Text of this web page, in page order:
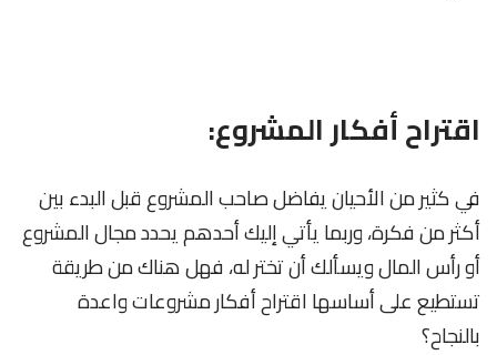
اقتراح أفكار المشروع:
في كثير من الأحيان يفاضل صاحب المشروع قبل البدء بين
أكثر من فكرة، وربما يأتي إليك أحدهم يحدد مجال المشروع
أو رأس المال ويسألك أن تختر له، فهل هناك من طريقة
تستطيع على أساسها اقتراح أفكار مشروعات واعدة
بالنجاح؟